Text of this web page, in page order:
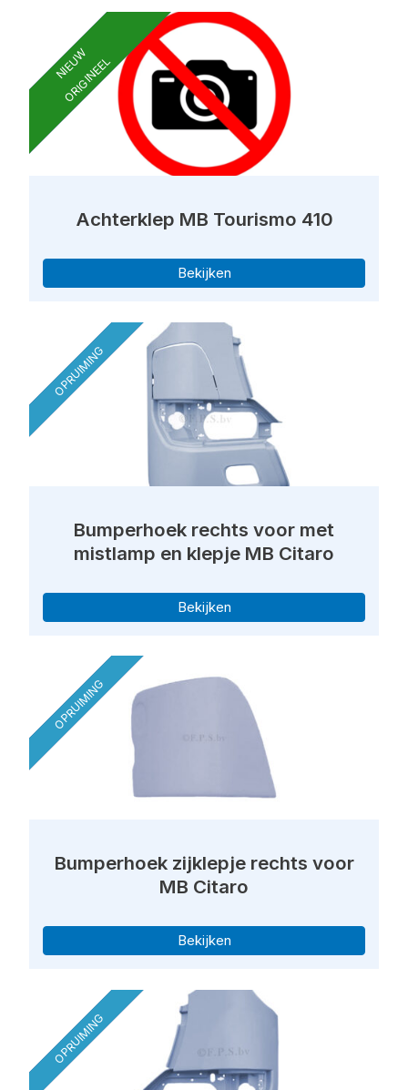
NIEUW
ORIGINEEL
Achterklep MB Tourismo 410
Bekijken
OPRUIMING
Bumperhoek rechts voor met
mistlamp en klepje MB Citaro
Bekijken
OPRUIMING
Bumperhoek zijklepje rechts voor
MB Citaro
Bekijken
OPRUIMING